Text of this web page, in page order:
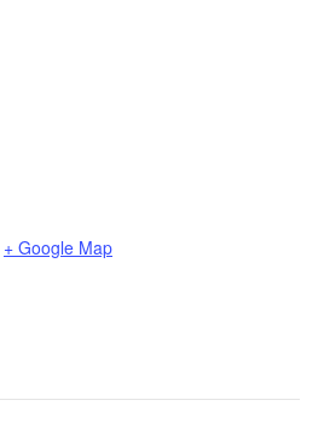
+ Google Map